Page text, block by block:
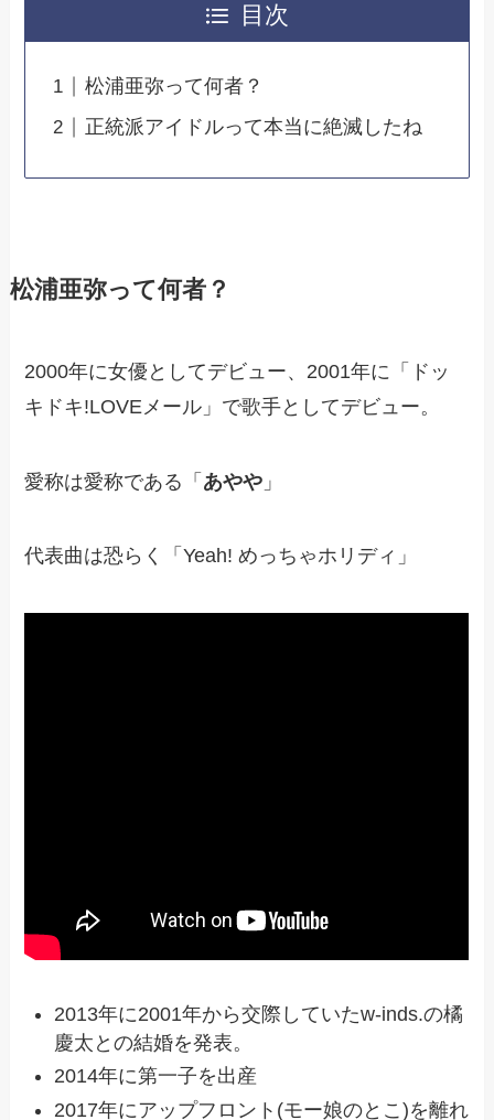
目次
松浦亜弥って何者？
正統派アイドルって本当に絶滅したね
松浦亜弥って何者？
2000年に女優としてデビュー、2001年に「ドッ
キドキ!LOVEメール」で歌手としてデビュー。
愛称は愛称である「 あやや 」
代表曲は恐らく「Yeah! めっちゃホリディ」
2013年に2001年から交際していたw-inds.の橘
慶太との結婚を発表。
2014年に第一子を出産
2017年にアップフロント(モー娘のとこ)を離れ